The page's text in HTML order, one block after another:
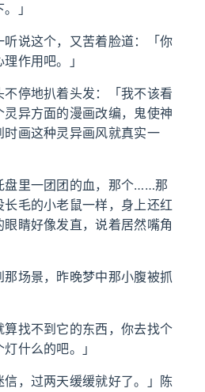
」
听说这个，又苦着脸道：「你
作用吧。」
停地扒着头发：「我不该看
异方面的漫画改编，鬼使神
画这种灵异画风就真实一
盘里一团团的血，那个……那
毛的小老鼠一样，身上还红
睛好像发直，说着居然嘴角
那场景，昨晚梦中那小腹被抓
找不到它的东西，你去找个
什么的吧。」
信，过两天缓缓就好了。」陈